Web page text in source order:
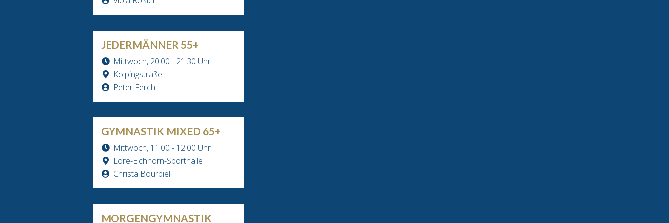
JEDERMÄNNER 55+
Mittwoch, 20:00 - 21:30 Uhr
Kolpingstraße
Peter Ferch
GYMNASTIK MIXED 65+
Mittwoch, 11:00 - 12:00 Uhr
Lore-Eichhorn-Sporthalle
Christa Bourbiel
MORGENGYMNASTIK